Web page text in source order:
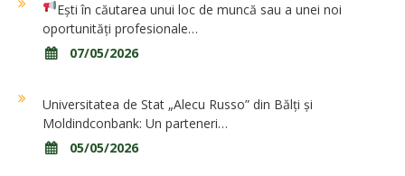
Ești în căutarea unui loc de muncă sau a unei noi
oportunități profesionale…
07/05/2026
Universitatea de Stat „Alecu Russo” din Bălți și
Moldindconbank: Un parteneri…
05/05/2026